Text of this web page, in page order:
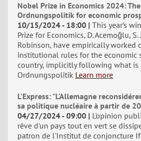
Nobel Prize in Economics 2024:
Ordnungspolitik for economic
10/15/2024 - 18:00 This year’s
Prize for Economics, D. Acemoğlu, S.
Robinson, have empirically worked
institutional rules for the economic
country, implicitly following what is
Ordnungspolitik Learn more
L'Express: "L'Allemagne
sa politique nucléaire à partir de
04/27/2024 - 09:00
L'opinion
rêve d'un pays tout en vert se
patron de l'Institut de conjoncture